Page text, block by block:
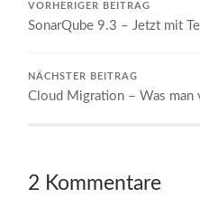
VORHERIGER BEITRAG
SonarQube 9.3 – Jetzt mit
NÄCHSTER BEITRAG
Cloud Migration – Was man
2 Kommentare